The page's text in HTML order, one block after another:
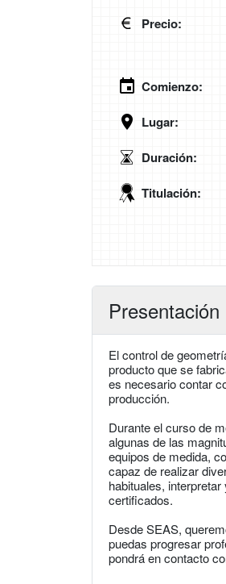
Precio:
Comienzo:
Lugar:
Duración:
Titulación:
Presentación
El control de
producto que se
es necesario contar
producción.
Durante el curso de
algunas de las
equipos de medida,
capaz de realizar
habituales,
certificados.
Desde SEAS,
puedas progresar
pondrá en contacto